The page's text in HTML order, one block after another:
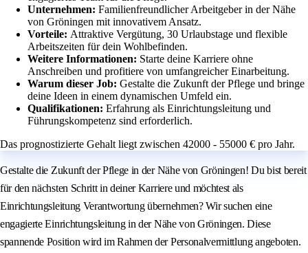
Unternehmen: Familienfreundlicher Arbeitgeber in der Nähe
von Gröningen mit innovativem Ansatz.
Vorteile: Attraktive Vergütung, 30 Urlaubstage und flexible
Arbeitszeiten für dein Wohlbefinden.
Weitere Informationen: Starte deine Karriere ohne
Anschreiben und profitiere von umfangreicher Einarbeitung.
Warum dieser Job: Gestalte die Zukunft der Pflege und bringe
deine Ideen in einem dynamischen Umfeld ein.
Qualifikationen: Erfahrung als Einrichtungsleitung und
Führungskompetenz sind erforderlich.
Das prognostizierte Gehalt liegt zwischen 42000 - 55000 € pro Jahr.
Gestalte die Zukunft der Pflege in der Nähe von Gröningen! Du bist bereit
für den nächsten Schritt in deiner Karriere und möchtest als
Einrichtungsleitung Verantwortung übernehmen? Wir suchen eine
engagierte Einrichtungsleitung in der Nähe von Gröningen. Diese
spannende Position wird im Rahmen der Personalvermittlung angeboten.